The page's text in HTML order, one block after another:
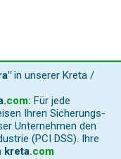
in unserer Kreta /
.com: Für jede
Ihren Sicherungs-
Unternehmen den
(PCI DSS). Ihre
kreta.com